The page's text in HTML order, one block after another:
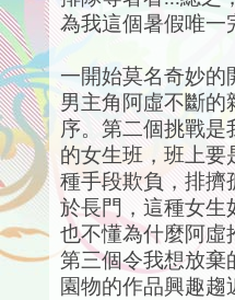
為我這個暑假唯一
一開始莫名奇妙的
男主角阿虛不斷的
序。第二個挑戰
的女生班，班上要
種手段欺負，排擠
於長門，這種女生
也不懂為什麼阿虛
第三個令我想放棄
園物的作品興趣